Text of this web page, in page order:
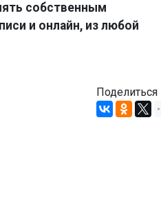
собственным
и онлайн, из любой
Поделиться